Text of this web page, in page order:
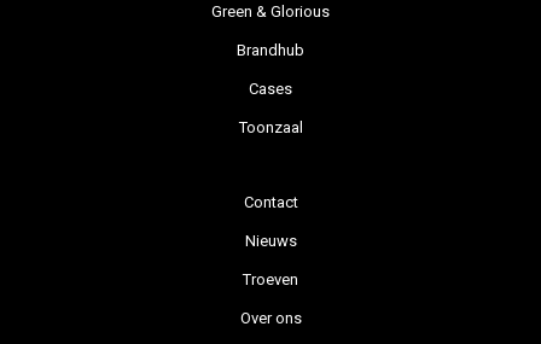
Green & Glorious
Brandhub
Cases
Toonzaal
Contact
Nieuws
Troeven
Over ons